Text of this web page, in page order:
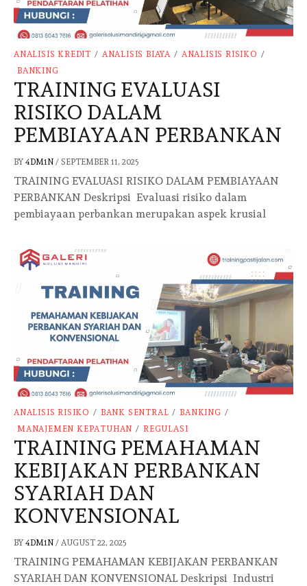
ANALISIS KREDIT / ANALISIS BIAYA / ANALISIS RISIKO /
BANKING
TRAINING EVALUASI
RISIKO DALAM
PEMBIAYAAN PERBANKAN
BY 4DM1N / SEPTEMBER 11, 2025
TRAINING EVALUASI RISIKO DALAM PEMBIAYAAN
PERBANKAN Deskripsi Evaluasi risiko dalam
pembiayaan perbankan merupakan aspek krusial
ANALISIS RISIKO / BANK SENTRAL / BANKING /
MANAJEMEN KEPATUHAN / REGULASI
TRAINING PEMAHAMAN
KEBIJAKAN PERBANKAN
SYARIAH DAN
KONVENSIONAL
BY 4DM1N / AUGUST 22, 2025
TRAINING PEMAHAMAN KEBIJAKAN PERBANKAN
SYARIAH DAN KONVENSIONAL Deskripsi Industri